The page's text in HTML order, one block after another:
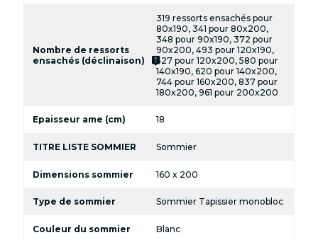
Nombre de ressorts
ensachés (déclinaison)
live_help
319 ressorts ensachés pour
80x190, 341 pour 80x200,
348 pour 90x190, 372 pour
90x200, 493 pour 120x190,
527 pour 120x200, 580 pour
140x190, 620 pour 140x200,
744 pour 160x200, 837 pour
180x200, 961 pour 200x200
Epaisseur ame (cm) 18
TITRE LISTE SOMMIER Sommier
Dimensions sommier 160 x 200
Type de sommier Sommier Tapissier monobloc
Couleur du sommier Blanc